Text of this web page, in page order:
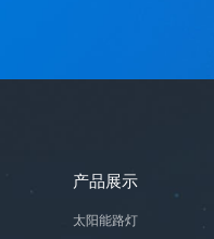
产品展示
太阳能路灯